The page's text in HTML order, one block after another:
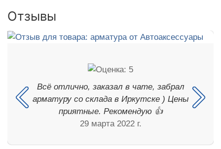
Отзывы
Всё отлично, заказал в чате, забрал
арматуру со склада в Иркутске ) Цены
приятные. Рекомендую 👍
29 марта 2022 г.